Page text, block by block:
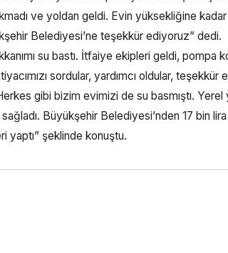
ve yoldan geldi. Evin yüksekliğine
Belediyesi’ne teşekkür ediyoruz” dedi.
su bastı. İtfaiye ekipleri geldi, pompa
sordular, yardımcı oldular,
gibi bizim evimizi de su basmıştı.
sağladı. Büyükşehir Belediyesi’nden 17 bin
yaptı” şeklinde konuştu.